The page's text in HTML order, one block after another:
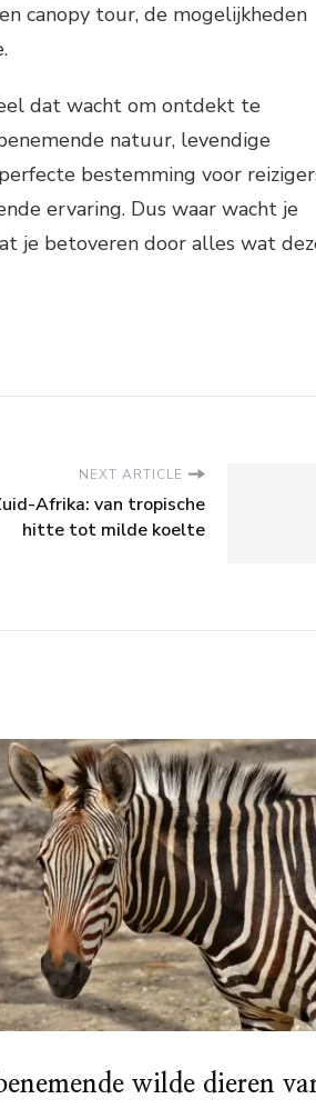
canopy tour, de mogelijkheden
dat wacht om ontdekt te
natuur, levendige
bestemming voor
ervaring. Dus waar wacht je
je betoveren door alles wat
NEXT ARTICLE
Afrika: van tropische
hitte tot milde koelte
wilde dieren